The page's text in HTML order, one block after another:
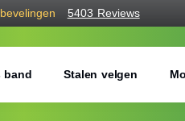
5403 Reviews
band Stalen velgen